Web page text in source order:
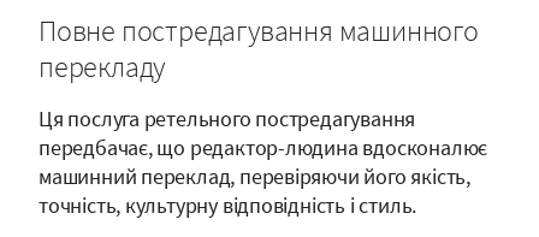
Повне постредагування машинного
перекладу
Ця послуга ретельного постредагування
передбачає, що редактор-людина вдосконалює
машинний переклад, перевіряючи його якість,
точність, культурну відповідність і стиль.